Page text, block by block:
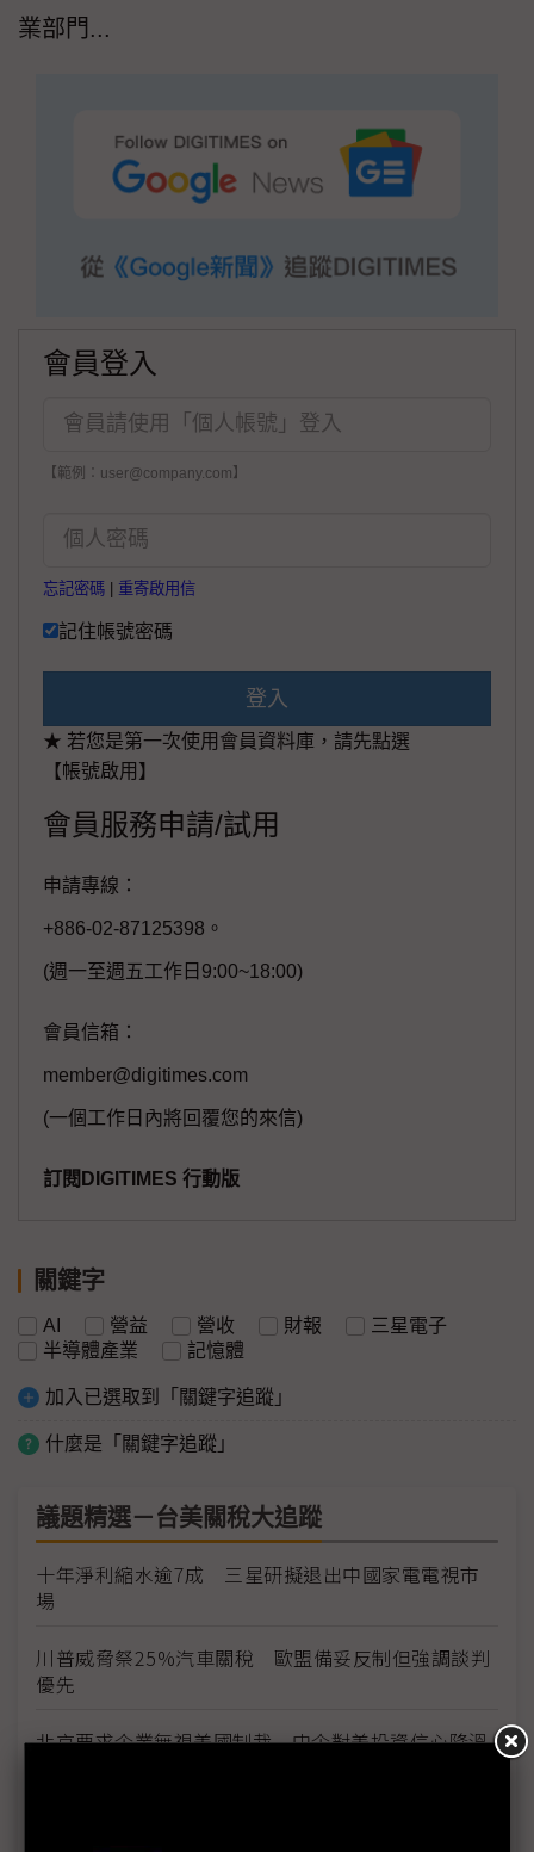
業部門...
會員登入
【範例：user@company.com】
忘記密碼 重寄啟用信
記住帳號密碼
登入
★ 若您是第一次使用會員資料庫，請先點選
【帳號啟用】
會員服務申請/試用
申請專線：
+886-02-87125398。
(週一至週五工作日9:00~18:00)
會員信箱：
member@digitimes.com
(一個工作日內將回覆您的來信)
訂閱DIGITIMES 行動版
關鍵字
AI 營益 營收 財報
三星電子
半導體產業
記憶體
加入已選取到「關鍵字追蹤」
什麼是「關鍵字追蹤」
議題精選－台美關稅大追蹤
十年淨利縮水逾7成 三星研擬退出中國家電電視市
場
川普威脅祭25%汽車關稅 歐盟備妥反制但強調談判
優先
北京要求企業無視美國制裁 中企對美投資信心降溫